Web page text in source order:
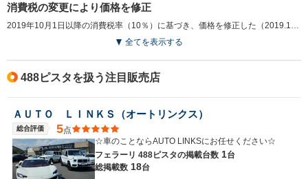
排気量 4497cc 3902cc 4308cc
消費税の変更により価格を修正
全てを表示する
488ピスタを扱う注目販売店
ＡＵＴＯ ＬＩＮＫＳ（オートリンクス）
総合評価 5点
☆車のことならAUTO LINKSにお任せください☆
フェラーリ 488ピスタの掲載台数 1台
総掲載数 18台